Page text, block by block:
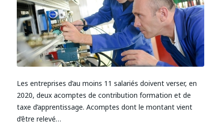
Les entreprises d’au moins 11 salariés doivent verser, en
2020, deux acomptes de contribution formation et de
taxe d’apprentissage. Acomptes dont le montant vient
d’être relevé…